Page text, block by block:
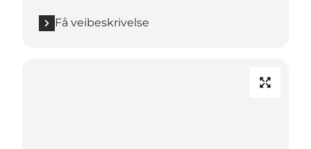
Få veibeskrivelse